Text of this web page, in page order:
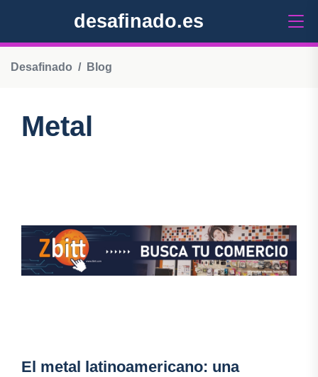
desafinado.es
Desafinado Blog
Metal
El metal latinoamericano: una